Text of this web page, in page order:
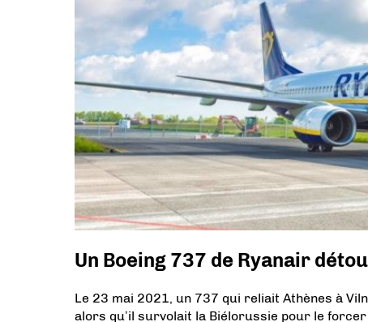
Un Boeing 737 de Ryanair
Le 23 mai 2021, un 737 qui reliait Athènes à
alors qu’il survolait la Biélorussie pour le